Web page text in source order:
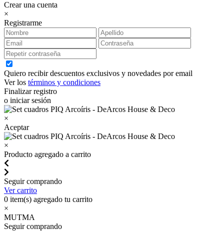
Crear una cuenta
×
Registrarme
Quiero recibir descuentos exclusivos y novedades por email
Ver los términos y condiciones
Finalizar registro
o iniciar sesión
×
Aceptar
×
Producto agregado a carrito
Seguir comprando
Ver carrito
0 item(s) agregado tu carrito
×
MUTMA
Seguir comprando